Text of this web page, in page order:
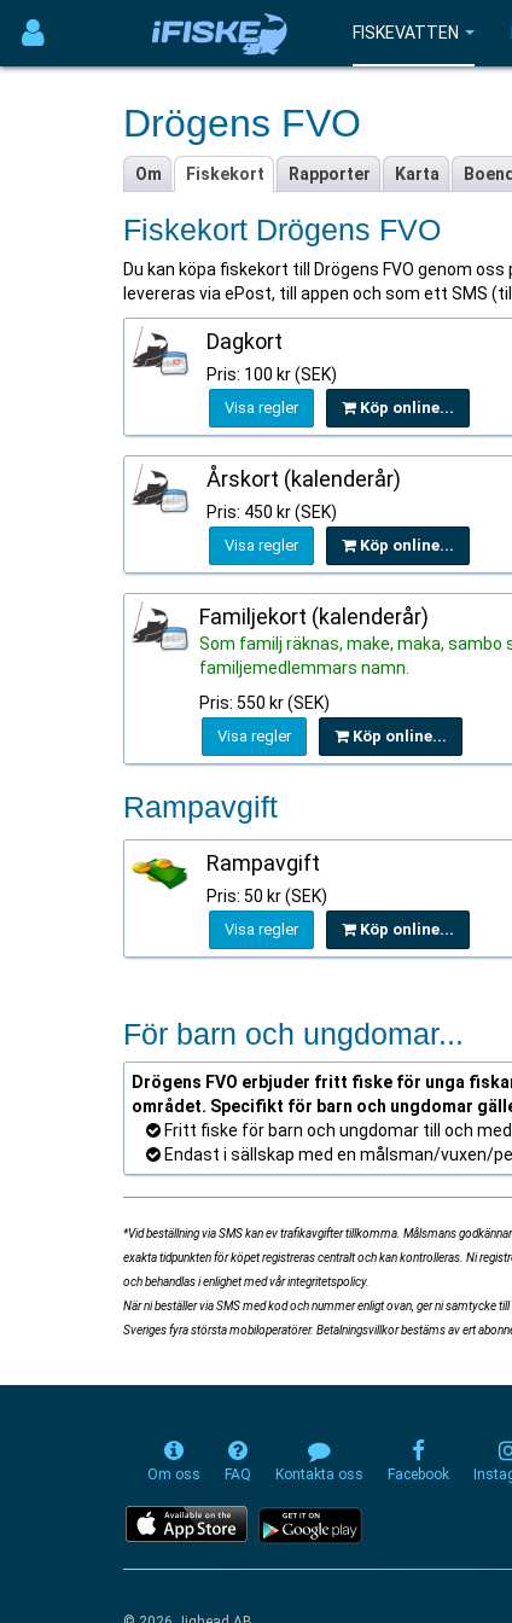
FISKEVATTEN
Drögens FVO
Om Fiskekort Rapporter Karta
Fiskekort Drögens FVO
Du kan köpa fiskekort till Drögens FVO genom
levereras via ePost, till appen och som ett SMS
Dagkort
Pris: 100 kr (SEK)
Visa regler Köp online...
Årskort (kalenderår)
Pris: 450 kr (SEK)
Visa regler Köp online...
Familjekort (kalenderår)
Som familj räknas, make, maka,
familjemedlemmars namn.
Pris: 550 kr (SEK)
Visa regler Köp online...
Rampavgift
Rampavgift
Pris: 50 kr (SEK)
Visa regler Köp online...
För barn och ungdomar...
Drögens FVO erbjuder fritt fiske för unga
området. Specifikt för barn och ungdomar
Fritt fiske för barn och ungdomar till och med
Endast i sällskap med en målsman/vuxen/
*Vid beställning via SMS kan ev trafikavgifter tillkomma. Målsmans
exakta tidpunkten för köpet registreras centralt och kan kontrolleras. Ni
och behandlas i enlighet med vår integritetspolicy.
När ni beställer via SMS med kod och nummer enligt ovan, ger ni samtycke
Sveriges fyra största mobiloperatörer. Betalningsvillkor bestäms av ert
Om oss FAQ Kontakta oss Facebook